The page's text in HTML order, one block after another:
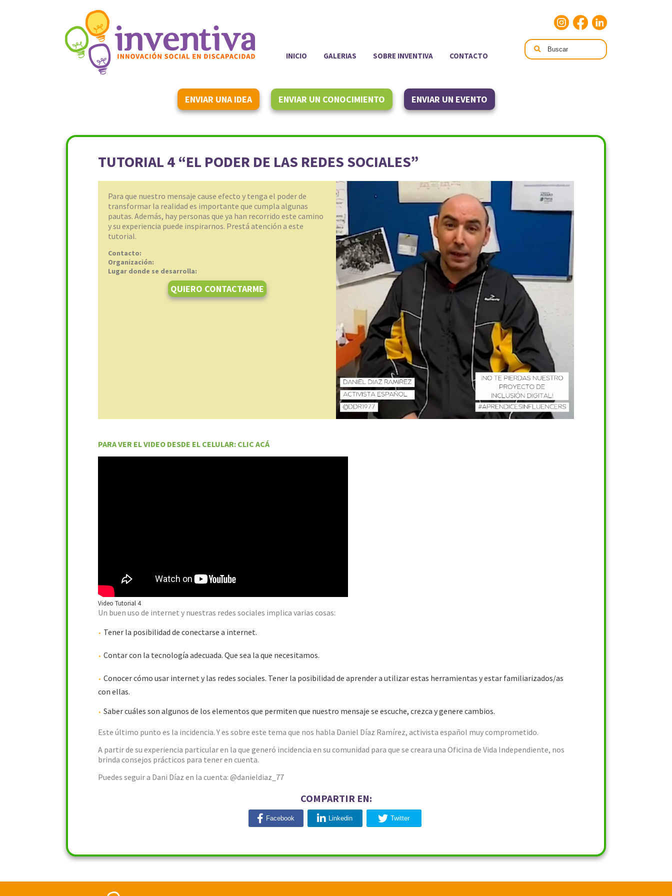
INICIO GALERIAS SOBRE INVENTIVA CONTACTO
ENVIAR UNA IDEA ENVIAR UN CONOCIMIENTO ENVIAR UN EVENTO
TUTORIAL 4 “EL PODER DE LAS REDES SOCIALES”
Para que nuestro mensaje cause efecto y tenga el poder de
transformar la realidad es importante que cumpla algunas
pautas. Además, hay personas que ya han recorrido este camino
y su experiencia puede inspirarnos. Prestá atención a este
tutorial.
Contacto:
Organización:
Lugar donde se desarrolla:
QUIERO CONTACTARME
PARA VER EL VIDEO DESDE EL CELULAR: CLIC ACÁ
Video Tutorial 4
Un buen uso de internet y nuestras redes sociales implica varias cosas:
Tener la posibilidad de conectarse a internet.
Contar con la tecnología adecuada. Que sea la que necesitamos.
Conocer cómo usar internet y las redes sociales. Tener la posibilidad de aprender a utilizar estas herramientas y estar familiarizados/as
con ellas.
Saber cuáles son algunos de los elementos que permiten que nuestro mensaje se escuche, crezca y genere cambios.
Este último punto es la incidencia. Y es sobre este tema que nos habla Daniel Díaz Ramírez, activista español muy comprometido.
A partir de su experiencia particular en la que generó incidencia en su comunidad para que se creara una Oficina de Vida Independiente, nos
brinda consejos prácticos para tener en cuenta.
Puedes seguir a Dani Díaz en la cuenta: @danieldiaz_77
COMPARTIR EN:
Facebook Linkedin Twitter